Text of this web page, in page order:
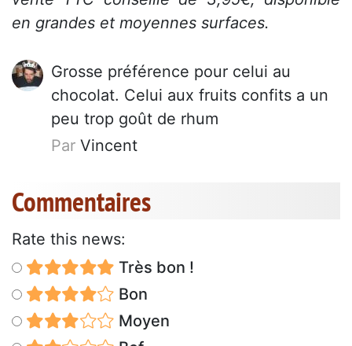
en grandes et moyennes surfaces.
Grosse préférence pour celui au
chocolat. Celui aux fruits confits a un
peu trop goût de rhum
Par Vincent
Commentaires
Rate this news:
Très bon !
Bon
Moyen